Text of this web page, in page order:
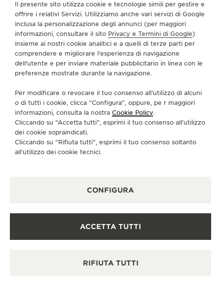
GARANZIA DEI SEGNATEMPO
GARANZIA ATMOS
MOSTRA “THE PERPETUAL
TIMEKEEPER”
THE DREAM SHAPER
REVERSO STORIES
THE SOUND MAKER
THE STELLAR ODYSSEY
THE PRECISION PIONEER
VEDERE TUTTI GLI EVENTI
MAESTRIA: 108 MESTIERI
VAI ALLA PAGINA INSTAGRAM DI JAEGER-
VAI ALLA PAGINA LINKEDIN DI JAEGER-
VAI ALLA PAGINA FACEBOOK DI
VAI ALLA PAGINA YOUTUBE
VAI ALLA PAGINA
VAI ALLA PAGINA
ISCRIVERSI ALLA NEWSLETTER
INFORMAZIONI SU DI NOI
SERVIZI
CONTATTI
INFORMATIVA SUI COOKIE
MODULO DI RECESSO
Il presente sito utilizza cookie e tecnologie simili per gestire e
offrire i relativi Servizi. Utilizziamo anche vari servizi di Google
inclusa la personalizzazione degli annunci (per maggiori
informazioni, consultare il sito Privacy e Termini di Google)
insieme ai nostri cookie analitici e a quelli di terze parti per
comprendere e migliorare l'esperienza di navigazione
dell'utente e per inviare materiale pubblicitario in linea con le
preferenze mostrate durante la navigazione.
Per modificare o revocare il tuo consenso all’utilizzo di alcuni
o di tutti i cookie, clicca “Configura”, oppure, pe r maggiori
informazioni, consulta la nostra Cookie Policy.
Cliccando su “Accetta tutti”, esprimi il tuo consenso all’utilizzo
dei cookie sopraindicati.
Cliccando su “Rifiuta tutti”, esprimi il tuo consenso soltanto
all’utilizzo dei cookie tecnici.
CONFIGURA
ACCETTA TUTTI
RIFIUTA TUTTI